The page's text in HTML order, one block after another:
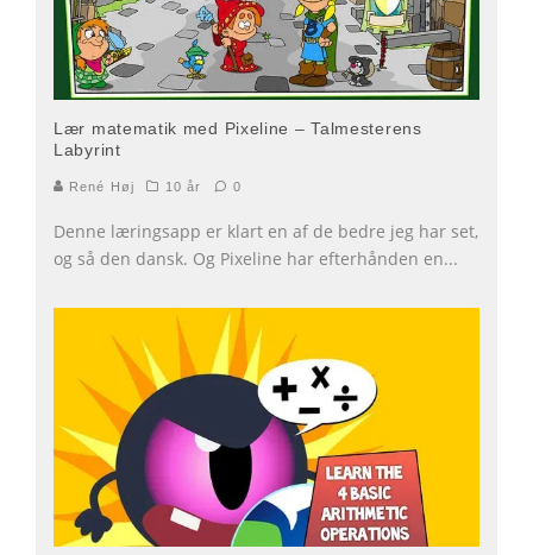
Lær matematik med Pixeline – Talmesterens
Labyrint
René Høj 10 år 0
Denne læringsapp er klart en af de bedre jeg har set,
og så den dansk. Og Pixeline har efterhånden en...